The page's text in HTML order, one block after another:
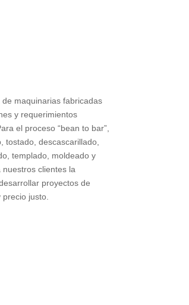
maquinarias fabricadas
y requerimientos
el proceso “bean to bar”,
tostado, descascarillado,
templado, moldeado y
clientes la
proyectos de
precio justo.